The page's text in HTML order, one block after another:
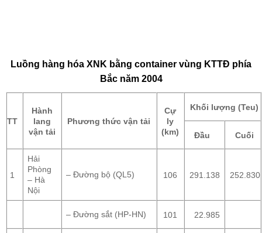
Luồng hàng hóa XNK bằng container vùng KTTĐ phía
Bắc năm 2004
TT
Hành
lang
vận tải
Phương thức vận tải
Cự
ly
(km)
Khối lượng (Teu)
Đầu Cuối
1
Hải
Phòng
– Hà
Nội
– Đường bộ (QL5) 106 291.138 252.830
– Đường sắt (HP-HN) 101 22.985